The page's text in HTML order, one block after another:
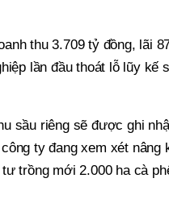
thu 3.709 tỷ đồng, lãi
lần đầu thoát lỗ lũy kế
sầu riêng sẽ được ghi
ty đang xem xét nâng
trồng mới 2.000 ha cà